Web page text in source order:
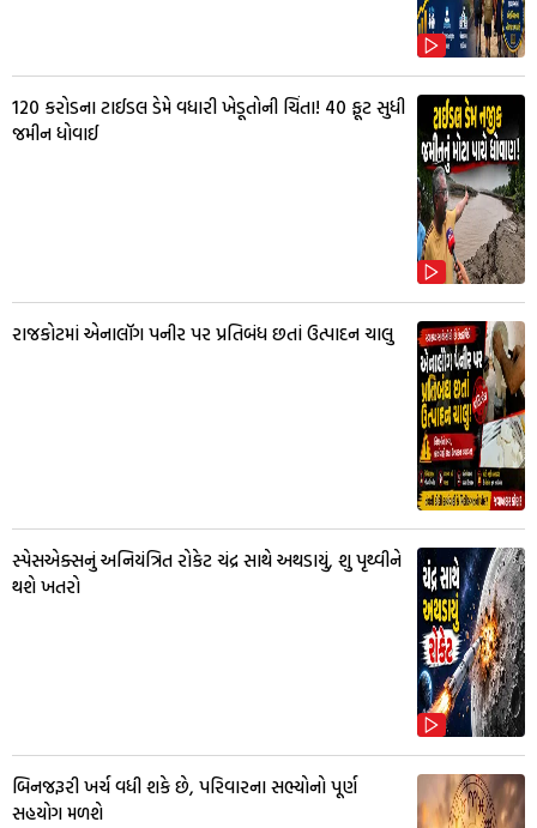
₹120 કરોડના ટાઈડલ ડેમે વધારી ખેડૂતોની ચિંતા! 40 ફૂટ સુધી
જમીન ધોવાઈ
રાજકોટમાં એનાલૉગ પનીર પર પ્રતિબંધ છતાં ઉત્પાદન ચાલુ
સ્પેસએક્સનું અનિયંત્રિત રોકેટ ચંદ્ર સાથે અથડાયું, શુ પૃથ્વીને
થશે ખતરો
બિનજરૂરી ખર્ચ વધી શકે છે, પરિવારના સભ્યોનો પૂર્ણ
સહયોગ મળશે